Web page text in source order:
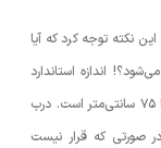
نکته توجه کرد که آیا
اندازه استاندارد
درب‌ چوبی سرویس بهداشتی و حمام، چیزی حدود 60 تا 75 سانتی‌متر است. درب
می‌باشد. در صورتی که قرار نیست